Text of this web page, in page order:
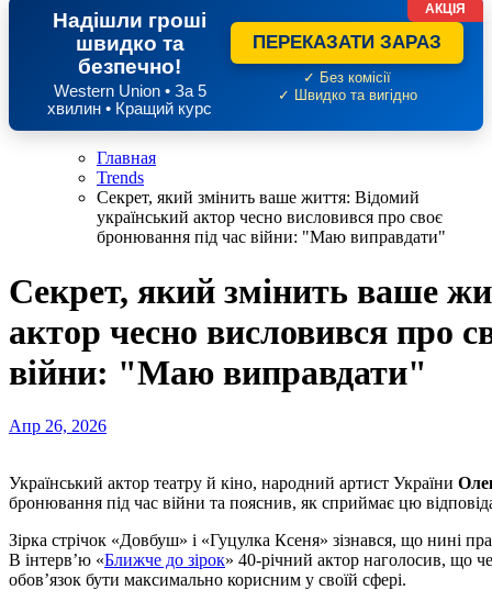
Надішли гроші
швидко та
безпечно!
Western Union • За 5
хвилин • Кращий курс
ПЕРЕКАЗАТИ ЗАРАЗ
✓ Без комісії
✓ Швидко та вигідно
АКЦІЯ
Главная
Trends
Секрет, який змінить ваше життя: Відомий
український актор чесно висловився про своє
бронювання під час війни: "Маю виправдати"
Секрет, який змінить ваше
актор чесно висловився про
війни: "Маю виправдати"
Апр 26, 2026
Український актор театру й кіно, народний артист України
бронювання під час війни та пояснив, як сприймає цю
Зірка стрічок «Довбуш» і «Гуцулка Ксеня» зізнався, що нині
В інтерв’ю «Ближче до зірок» 40-річний актор наголосив, що
обов’язок бути максимально корисним у своїй сфері.